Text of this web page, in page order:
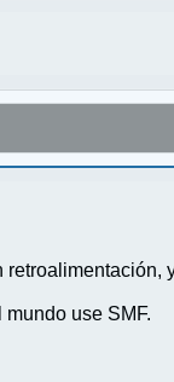
use SMF.